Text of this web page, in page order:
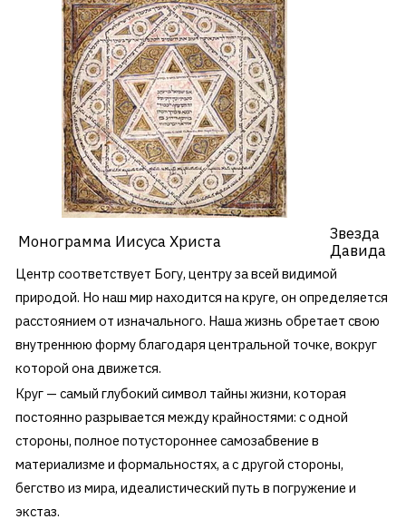
Монограмма Иисуса Христа
Звезда
Давида
Центр соответствует Богу, центру за всей видимой
природой. Но наш мир находится на круге, он определяется
расстоянием от изначального. Наша жизнь обретает свою
внутреннюю форму благодаря центральной точке, вокруг
которой она движется.
Круг — самый глубокий символ тайны жизни, которая
постоянно разрывается между крайностями: с одной
стороны, полное потустороннее самозабвение в
материализме и формальностях, а с другой стороны,
бегство из мира, идеалистический путь в погружение и
экстаз.